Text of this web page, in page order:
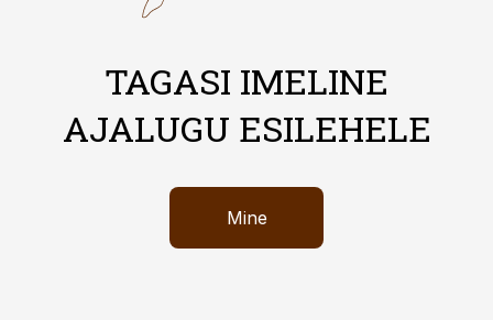
TAGASI IMELINE
AJALUGU ESILEHELE
Mine